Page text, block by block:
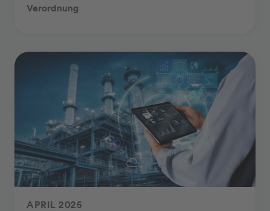
Verordnung
APRIL 2025